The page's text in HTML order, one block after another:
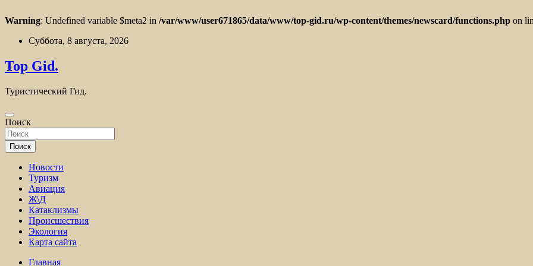
Warning: Undefined variable $meta2 in /var/www/user671865/data/www/top-gid.ru/wp-content/themes/newscard/functions.php on
Перейти
содержимому
Суббота, 8 августа, 2026
Top Gid.
Туристический Гид.
Поиск
Поиск
Новости
Туризм
Авиация
Ж\Д
Катаклизмы
Происшествия
Экология
Карта сайта
Главная